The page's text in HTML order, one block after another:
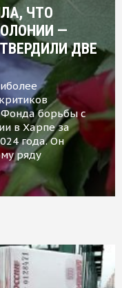
ЧТО
—
ДВЕ
Фонда борьбы с
в Харпе за
года. Он
ряду